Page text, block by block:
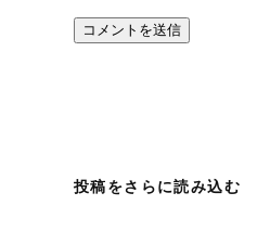
投稿をさらに読み込む